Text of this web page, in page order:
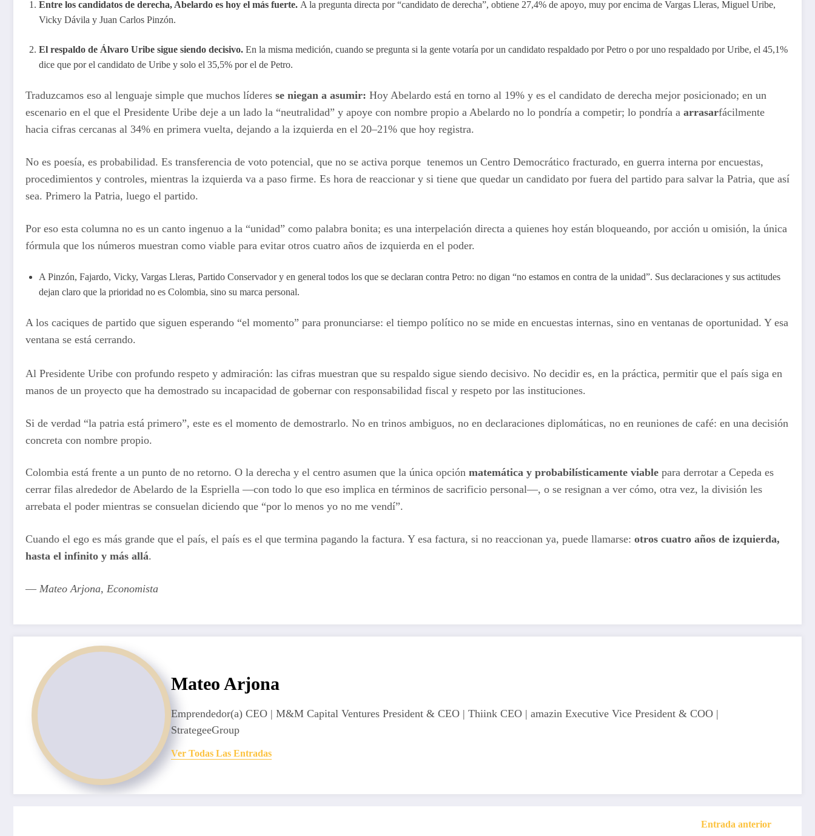
Entre los candidatos de derecha, Abelardo es hoy el más fuerte. A la pregunta directa por “candidato de derecha”, obtiene 27,4% de apoyo, muy por encima de Vargas Lleras, Miguel Uribe,
Vicky Dávila y Juan Carlos Pinzón.
El respaldo de Álvaro Uribe sigue siendo decisivo. En la misma medición, cuando se pregunta si la gente votaría por un candidato respaldado por Petro o por uno respaldado por Uribe, el 45,1%
dice que por el candidato de Uribe y solo el 35,5% por el de Petro.
Traduzcamos eso al lenguaje simple que muchos líderes se niegan a asumir: Hoy Abelardo está en torno al 19% y es el candidato de derecha mejor posicionado; en un
escenario en el que el Presidente Uribe deje a un lado la “neutralidad” y apoye con nombre propio a Abelardo no lo pondría a competir; lo pondría a arrasarfácilmente
hacia cifras cercanas al 34% en primera vuelta, dejando a la izquierda en el 20–21% que hoy registra.
No es poesía, es probabilidad. Es transferencia de voto potencial, que no se activa porque tenemos un Centro Democrático fracturado, en guerra interna por encuestas,
procedimientos y controles, mientras la izquierda va a paso firme. Es hora de reaccionar y si tiene que quedar un candidato por fuera del partido para salvar la Patria, que así
sea. Primero la Patria, luego el partido.
Por eso esta columna no es un canto ingenuo a la “unidad” como palabra bonita; es una interpelación directa a quienes hoy están bloqueando, por acción u omisión, la única
fórmula que los números muestran como viable para evitar otros cuatro años de izquierda en el poder.
A Pinzón, Fajardo, Vicky, Vargas Lleras, Partido Conservador y en general todos los que se declaran contra Petro: no digan “no estamos en contra de la unidad”. Sus declaraciones y sus actitudes
dejan claro que la prioridad no es Colombia, sino su marca personal.
A los caciques de partido que siguen esperando “el momento” para pronunciarse: el tiempo político no se mide en encuestas internas, sino en ventanas de oportunidad. Y esa
ventana se está cerrando.
Al Presidente Uribe con profundo respeto y admiración: las cifras muestran que su respaldo sigue siendo decisivo. No decidir es, en la práctica, permitir que el país siga en
manos de un proyecto que ha demostrado su incapacidad de gobernar con responsabilidad fiscal y respeto por las instituciones.
Si de verdad “la patria está primero”, este es el momento de demostrarlo. No en trinos ambiguos, no en declaraciones diplomáticas, no en reuniones de café: en una decisión
concreta con nombre propio.
Colombia está frente a un punto de no retorno. O la derecha y el centro asumen que la única opción matemática y probabilísticamente viable para derrotar a Cepeda es
cerrar filas alrededor de Abelardo de la Espriella —con todo lo que eso implica en términos de sacrificio personal—, o se resignan a ver cómo, otra vez, la división les
arrebata el poder mientras se consuelan diciendo que “por lo menos yo no me vendí”.
Cuando el ego es más grande que el país, el país es el que termina pagando la factura. Y esa factura, si no reaccionan ya, puede llamarse: otros cuatro años de izquierda,
hasta el infinito y más allá.
— Mateo Arjona, Economista
Mateo Arjona
Emprendedor(a) CEO | M&M Capital Ventures President & CEO | Thiink CEO | amazin Executive Vice President & COO |
StrategeeGroup
Ver Todas Las Entradas
Entrada anterior